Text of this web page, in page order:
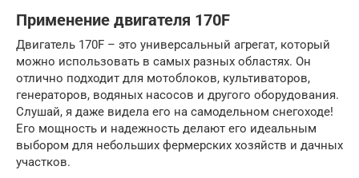
Применение двигателя 170F
Двигатель 170F – это универсальный агрегат, который
можно использовать в самых разных областях. Он
отлично подходит для мотоблоков, культиваторов,
генераторов, водяных насосов и другого оборудования.
Слушай, я даже видела его на самодельном снегоходе!
Его мощность и надежность делают его идеальным
выбором для небольших фермерских хозяйств и дачных
участков.